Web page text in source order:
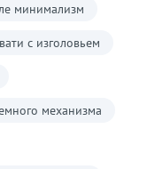
минимализм
с изголовьем
механизма